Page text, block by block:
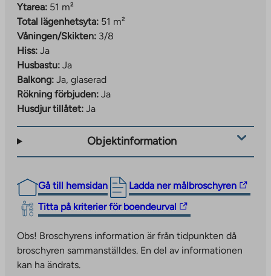
Ytarea: 51 m²
Total lägenhetsyta: 51 m²
Våningen/Skikten: 3/8
Hiss: Ja
Husbastu: Ja
Balkong: Ja, glaserad
Rökning förbjuden: Ja
Husdjur tillåtet: Ja
Objektinformation
Gå till hemsidan Ladda ner målbroschyren
The
link
takes
to
an
Titta på kriterier för boendeurval
The
link
takes
you
to
Obs! Broschyrens information är från tidpunkten då
broschyren sammanställdes. En del av informationen
kan ha ändrats.